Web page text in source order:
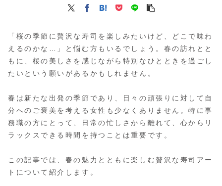
「桜の季節に贅沢な寿司を楽しみたいけど、どこで味わ
えるのかな…」と悩む方もいるでしょう。春の訪れとと
もに、桜の美しさを感じながら特別なひとときを過ごし
たいという願いがあるかもしれません。
春は新たな出発の季節であり、日々の頑張りに対して自
分へのご褒美を考える女性も少なくありません。特に事
務職の方にとって、日常の忙しさから離れて、心からリ
ラックスできる時間を持つことは重要です。
この記事では、春の魅力とともに楽しむ贅沢な寿司アー
トについて紹介します。